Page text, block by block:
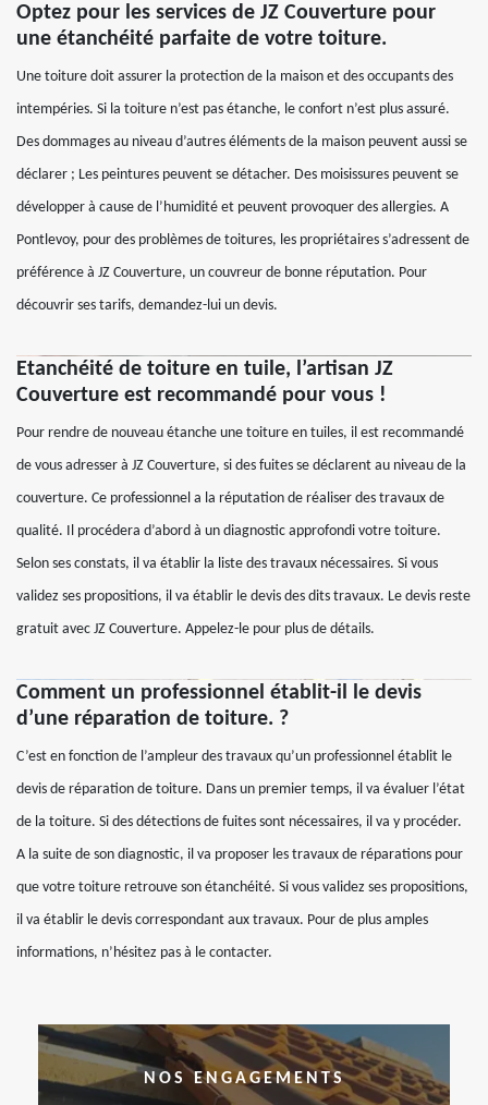
Optez pour les services de JZ Couverture pour
une étanchéité parfaite de votre toiture.
Une toiture doit assurer la protection de la maison et des occupants des
intempéries. Si la toiture n’est pas étanche, le confort n’est plus assuré.
Des dommages au niveau d’autres éléments de la maison peuvent aussi se
déclarer ; Les peintures peuvent se détacher. Des moisissures peuvent se
développer à cause de l’humidité et peuvent provoquer des allergies. A
Pontlevoy, pour des problèmes de toitures, les propriétaires s’adressent de
préférence à JZ Couverture, un couvreur de bonne réputation. Pour
découvrir ses tarifs, demandez-lui un devis.
Etanchéité de toiture en tuile, l’artisan JZ
Couverture est recommandé pour vous !
Pour rendre de nouveau étanche une toiture en tuiles, il est recommandé
de vous adresser à JZ Couverture, si des fuites se déclarent au niveau de la
couverture. Ce professionnel a la réputation de réaliser des travaux de
qualité. Il procédera d’abord à un diagnostic approfondi votre toiture.
Selon ses constats, il va établir la liste des travaux nécessaires. Si vous
validez ses propositions, il va établir le devis des dits travaux. Le devis reste
gratuit avec JZ Couverture. Appelez-le pour plus de détails.
Comment un professionnel établit-il le devis
d’une réparation de toiture. ?
C’est en fonction de l’ampleur des travaux qu’un professionnel établit le
devis de réparation de toiture. Dans un premier temps, il va évaluer l’état
de la toiture. Si des détections de fuites sont nécessaires, il va y procéder.
A la suite de son diagnostic, il va proposer les travaux de réparations pour
que votre toiture retrouve son étanchéité. Si vous validez ses propositions,
il va établir le devis correspondant aux travaux. Pour de plus amples
informations, n’hésitez pas à le contacter.
NOS ENGAGEMENTS